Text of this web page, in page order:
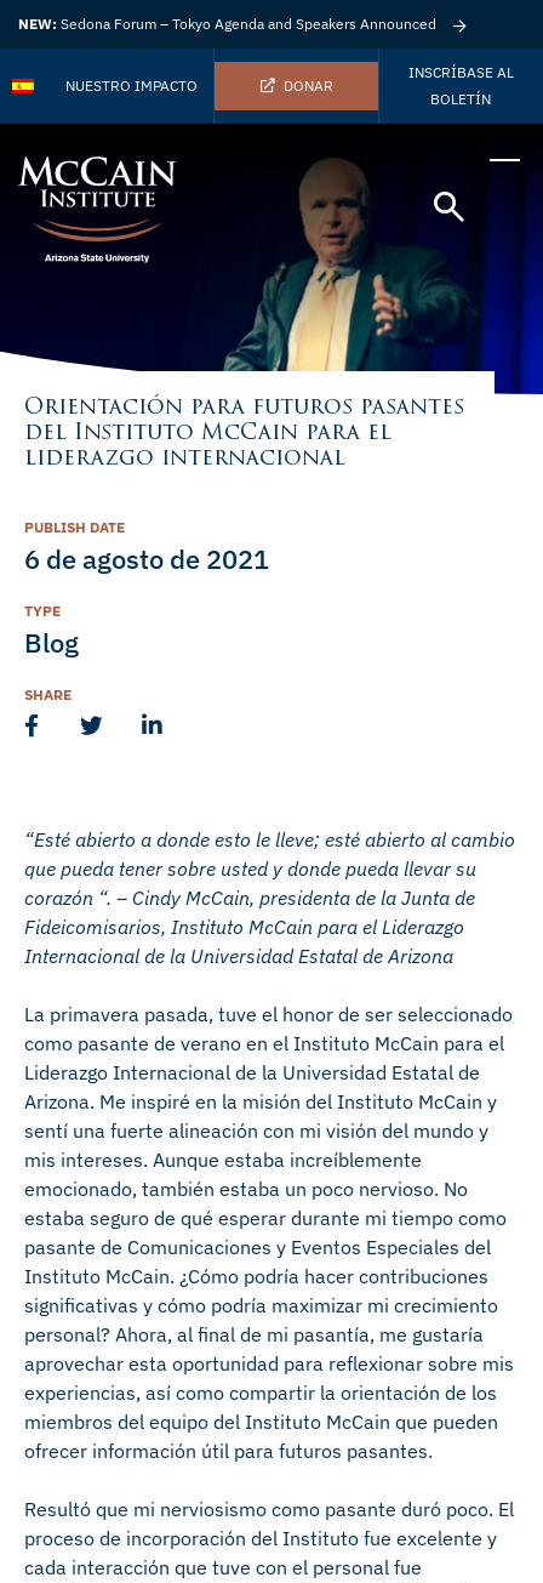
NEW: Sedona Forum – Tokyo Agenda and Speakers Announced
NUESTRO IMPACTO DONAR
INSCRÍBASE AL
BOLETÍN
Orientación para futuros pasantes
del Instituto McCain para el
liderazgo internacional
“Esté abierto a donde esto le lleve; esté abierto al cambio
que pueda tener sobre usted y donde pueda llevar su
corazón “. – Cindy McCain, presidenta de la Junta de
Fideicomisarios, Instituto McCain para el Liderazgo
Internacional de la Universidad Estatal de Arizona
La primavera pasada, tuve el honor de ser seleccionado
como pasante de verano en el Instituto McCain para el
Liderazgo Internacional de la Universidad Estatal de
Arizona. Me inspiré en la misión del Instituto McCain y
sentí una fuerte alineación con mi visión del mundo y
mis intereses. Aunque estaba increíblemente
emocionado, también estaba un poco nervioso. No
estaba seguro de qué esperar durante mi tiempo como
pasante de Comunicaciones y Eventos Especiales del
Instituto McCain. ¿Cómo podría hacer contribuciones
significativas y cómo podría maximizar mi crecimiento
personal? Ahora, al final de mi pasantía, me gustaría
aprovechar esta oportunidad para reflexionar sobre mis
experiencias, así como compartir la orientación de los
miembros del equipo del Instituto McCain que pueden
ofrecer información útil para futuros pasantes.
Resultó que mi nerviosismo como pasante duró poco. El
proceso de incorporación del Instituto fue excelente y
cada interacción que tuve con el personal fue
PUBLISH DATE
6 de agosto de 2021
TYPE
Blog
SHARE